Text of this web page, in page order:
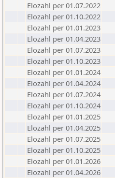
Elozahl per 01.07.2022
Elozahl per 01.10.2022
Elozahl per 01.01.2023
Elozahl per 01.04.2023
Elozahl per 01.07.2023
Elozahl per 01.10.2023
Elozahl per 01.01.2024
Elozahl per 01.04.2024
Elozahl per 01.07.2024
Elozahl per 01.10.2024
Elozahl per 01.01.2025
Elozahl per 01.04.2025
Elozahl per 01.07.2025
Elozahl per 01.10.2025
Elozahl per 01.01.2026
Elozahl per 01.04.2026